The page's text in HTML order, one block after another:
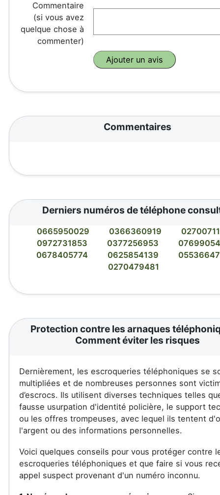
Commentaire
(si vous avez
quelque chose à
commenter)
Commentaires
Derniers numéros de téléphone
0665950029 0366360919
0972731853
0377256953
0678405774
0625854139
0270479481
Protection contre les arnaques
Comment éviter les risques
Dernièrement, les escroqueries téléphoniques se
multipliées et de nombreuses personnes sont
d’escrocs. Ils utilisent diverses techniques telles
fausse usurpation d'identité policière, le support
ou les offres trompeuses, avec lequel ils tentent
l'argent ou des informations personnelles.
Voici quelques conseils pour vous protéger contre
escroqueries téléphoniques et que faire si vous
appel suspect provenant d'un numéro inconnu.